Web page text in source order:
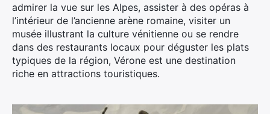
admirer la vue sur les Alpes, assister à des opéras à
l’intérieur de l’ancienne arène romaine, visiter un
musée illustrant la culture vénitienne ou se rendre
dans des restaurants locaux pour déguster les plats
typiques de la région, Vérone est une destination
riche en attractions touristiques.